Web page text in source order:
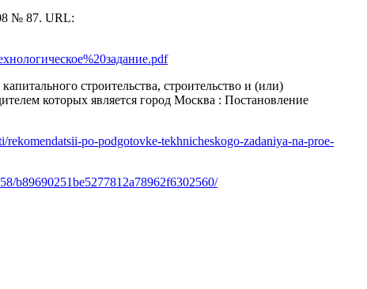
№ 87. URL:
строительства, строительство и (или)
которых является город Москва : Постановление
rekomendatsii-po-podgotovke-tekhnicheskogo-zadaniya-na-pro­e­
b89690251be5277812a78962f6302560/